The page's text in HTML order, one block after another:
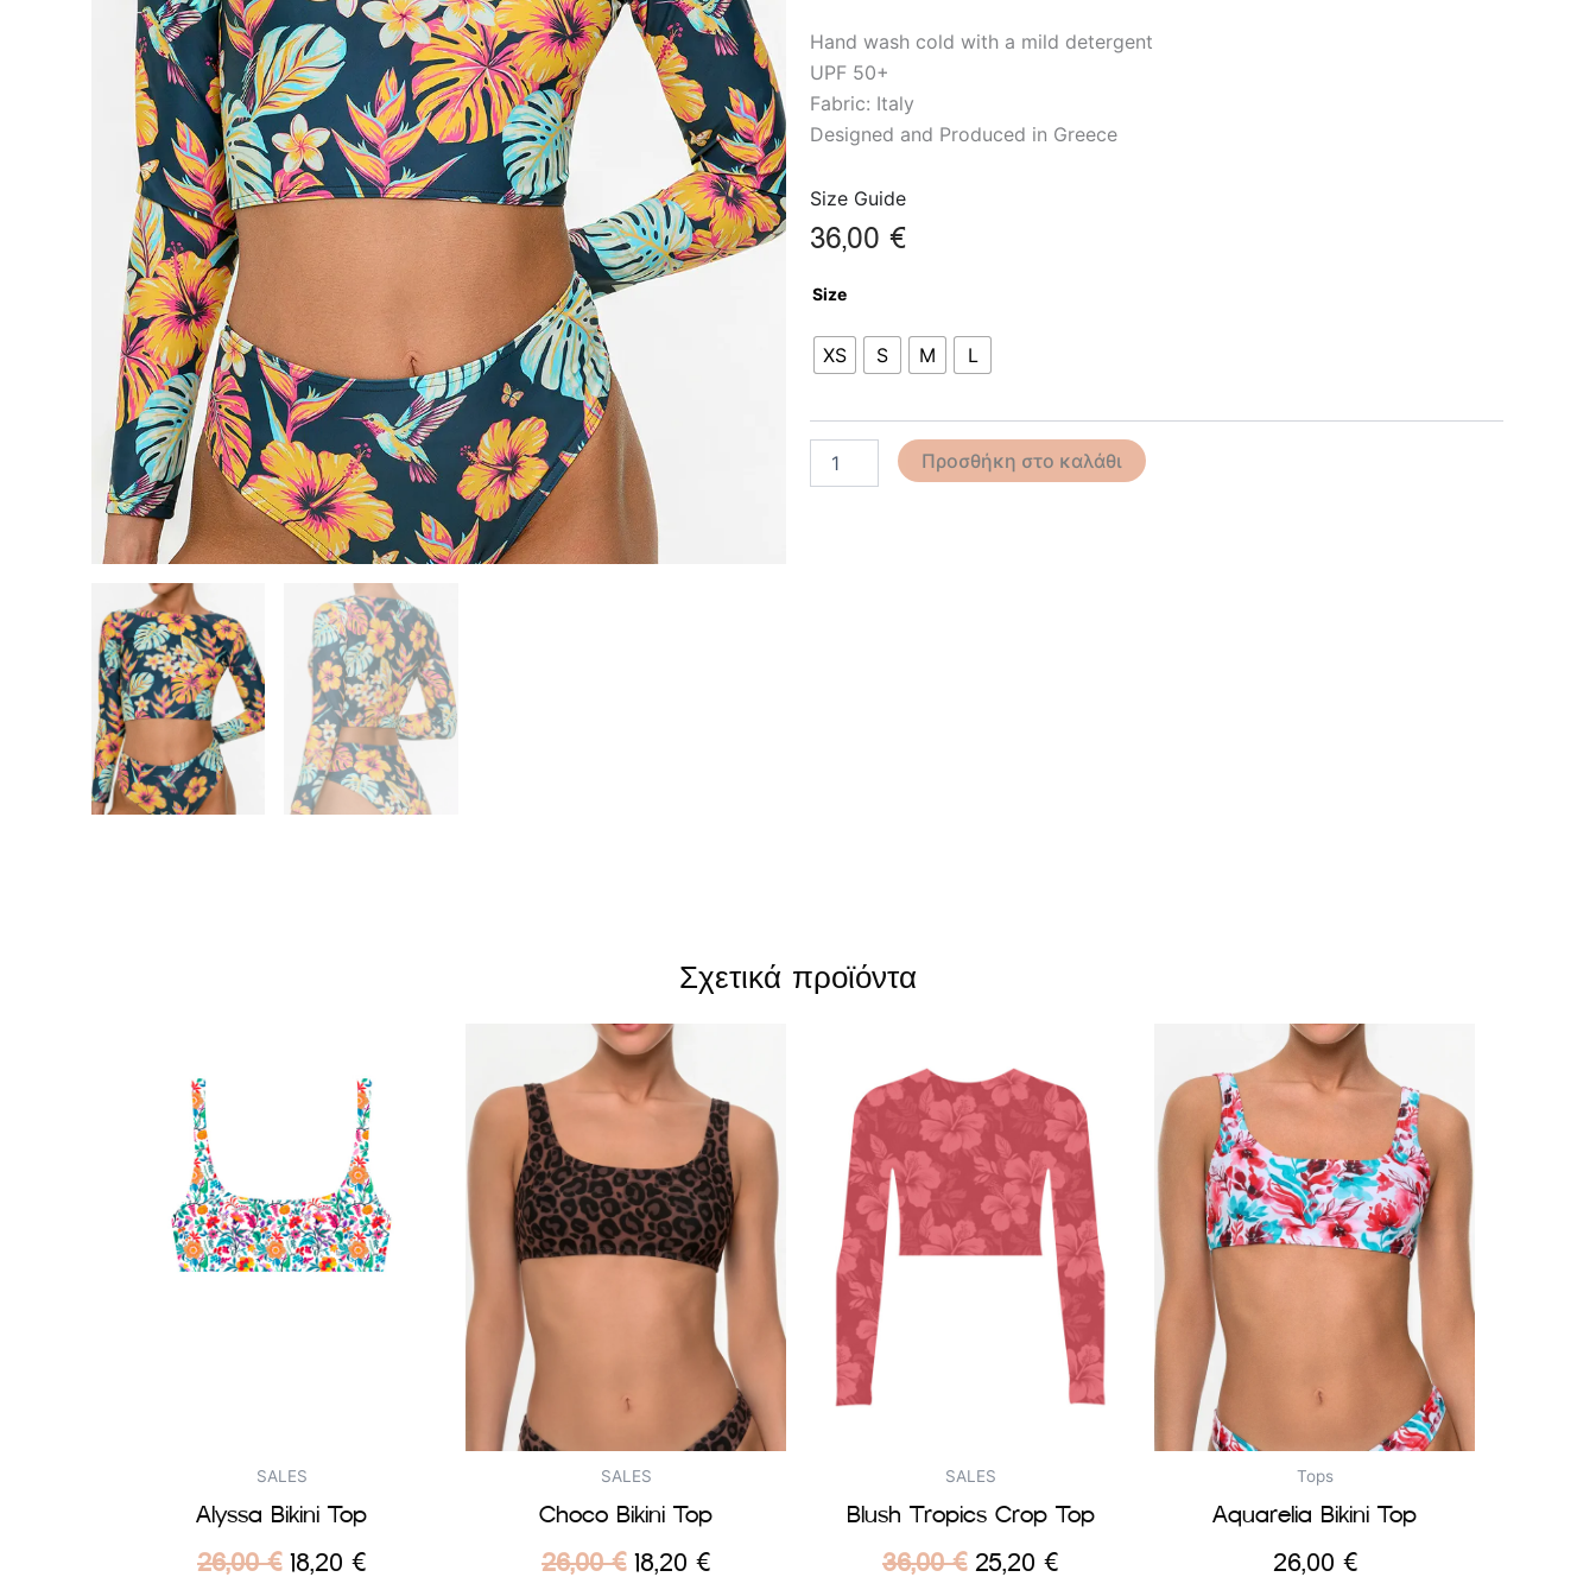
Hand wash cold with a mild detergent
UPF 50+
Fabric: Italy
Designed and Produced in Greece
Size Guide
36,00 €
Size
XS S M L
Mirage
Top
ποσότητα
Προσθήκη στο καλάθι
Σχετικά προϊόντα
SALES
Alyssa Bikini Top
26,00€ 18,20 €
SALES
Choco Bikini Top
26,00€ 18,20 €
SALES
Blush Tropics Crop Top
36,00€ 25,20 €
Tops
Aquarelia Bikini Top
26,00 €